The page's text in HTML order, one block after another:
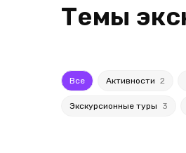
Темы
Все Активности 2
Экскурсионные туры 3